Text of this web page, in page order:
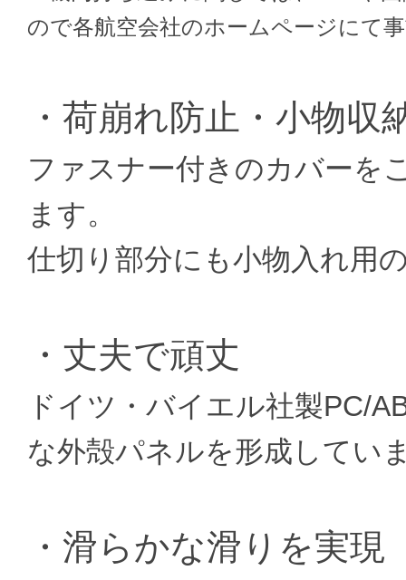
ので各航空会社のホームページにて
・荷崩れ防止・小物収
ファスナー付きのカバーを
ます。
仕切り部分にも小物入れ用
・丈夫で頑丈
ドイツ・バイエル社製PC/
な外殻パネルを形成してい
・滑らかな滑りを実現